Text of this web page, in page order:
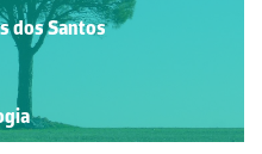
dos Santos